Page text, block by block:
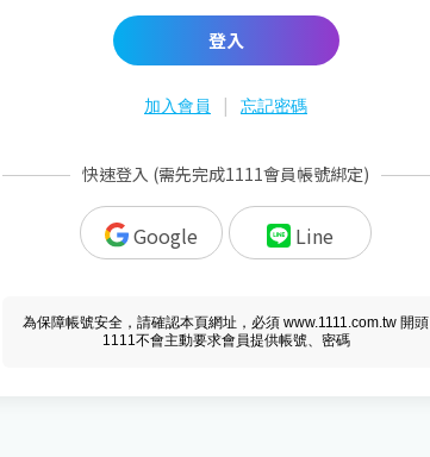
登入
加入會員 | 忘記密碼
快速登入 (需先完成1111會員帳號綁定)
Google Line
為保障帳號安全，請確認本頁網址，必須 www.1111.com.tw 開頭
1111不會主動要求會員提供帳號、密碼